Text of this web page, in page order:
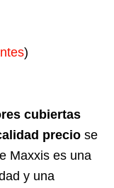
)
cubiertas
precio se
Maxxis es una
y una